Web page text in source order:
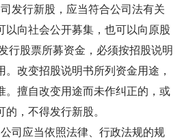
发行新股，应当符合公司法有关
以向社会公开募集，也可以向原股
行股票所募资金，必须按招股说明
改变招股说明书所列资金用途，
。擅自改变用途而未作纠正的，或
，不得发行新股。
司应当依照法律、行政法规的规